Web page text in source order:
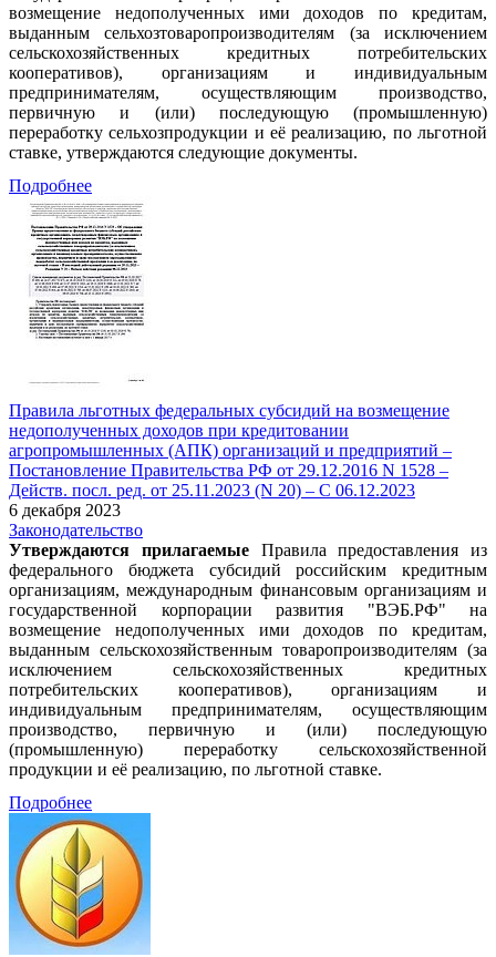
возмещение недополученных ими доходов по кредитам,
выданным сельхозтоваропроизводителям (за исключением
сельскохозяйственных кредитных потребительских
кооперативов), организациям и индивидуальным
предпринимателям, осуществляющим производство,
первичную и (или) последующую (промышленную)
переработку сельхозпродукции и её реализацию, по льготной
ставке, утверждаются следующие документы.
Подробнее
Правила льготных федеральных субсидий на возмещение
недополученных доходов при кредитовании
агропромышленных (АПК) организаций и предприятий –
Постановление Правительства РФ от 29.12.2016 N 1528 –
Действ. посл. ред. от 25.11.2023 (N 20) – С 06.12.2023
6 декабря 2023
Законодательство
Утверждаются прилагаемыеПравила предоставления из
федерального бюджета субсидий российским кредитным
организациям, международным финансовым организациям и
государственной корпорации развития "ВЭБ.РФ" на
возмещение недополученных ими доходов по кредитам,
выданным сельскохозяйственным товаропроизводителям (за
исключением сельскохозяйственных кредитных
потребительских кооперативов), организациям и
индивидуальным предпринимателям, осуществляющим
производство, первичную и (или) последующую
(промышленную) переработку сельскохозяйственной
продукции и её реализацию, по льготной ставке.
Подробнее